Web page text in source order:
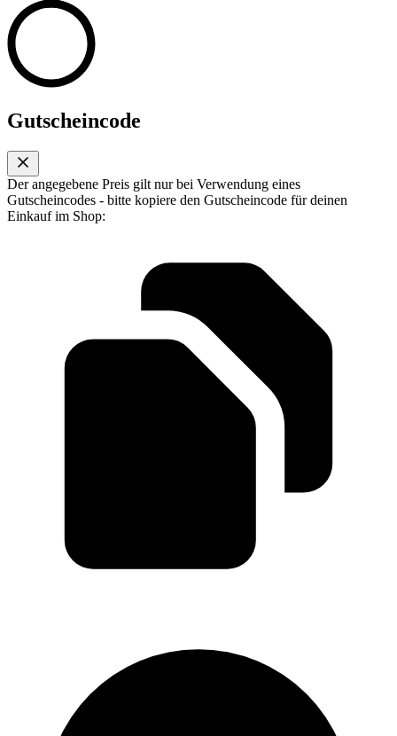
Gutscheincode
Der angegebene Preis gilt nur bei Verwendung eines
Gutscheincodes - bitte kopiere den Gutscheincode für deinen
Einkauf im Shop: